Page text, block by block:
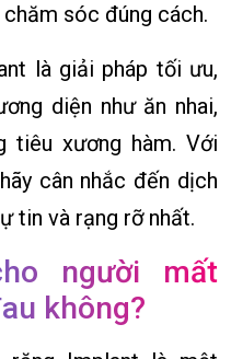
sóc đúng cách.
là giải pháp tối ưu,
diện như ăn nhai,
tiêu xương hàm. Với
cân nhắc đến dịch
tin và rạng rỡ nhất.
người mất
không?